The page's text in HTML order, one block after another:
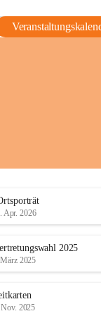
Apr. 2026
2025
2025
2025